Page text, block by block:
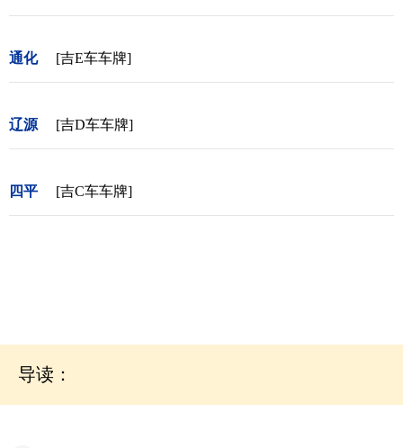
通化 [吉E车车牌]
辽源 [吉D车车牌]
四平 [吉C车车牌]
导读：